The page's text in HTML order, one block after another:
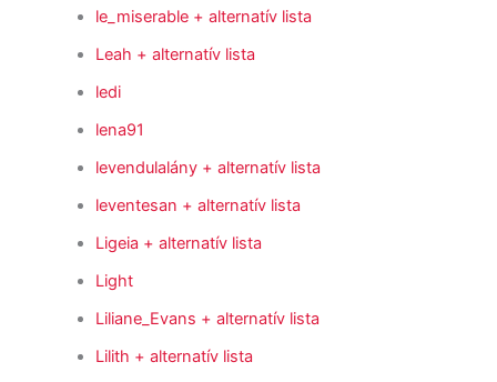
le_miserable + alternatív lista
Leah + alternatív lista
ledi
lena91
levendulalány + alternatív lista
leventesan + alternatív lista
Ligeia + alternatív lista
Light
Liliane_Evans + alternatív lista
Lilith + alternatív lista